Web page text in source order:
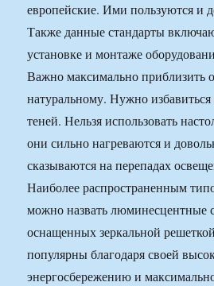
европейские. Ими пользуются и
Также данные стандарты
установке и монтаже
Важно максимально приблизить
натуральному. Нужно
теней. Нельзя использовать
они сильно нагреваются и
сказываются на перепадах
Наиболее распространенным
можно назвать люминесцентные
оснащенных зеркальной
популярны благодаря своей
энергосбережению и